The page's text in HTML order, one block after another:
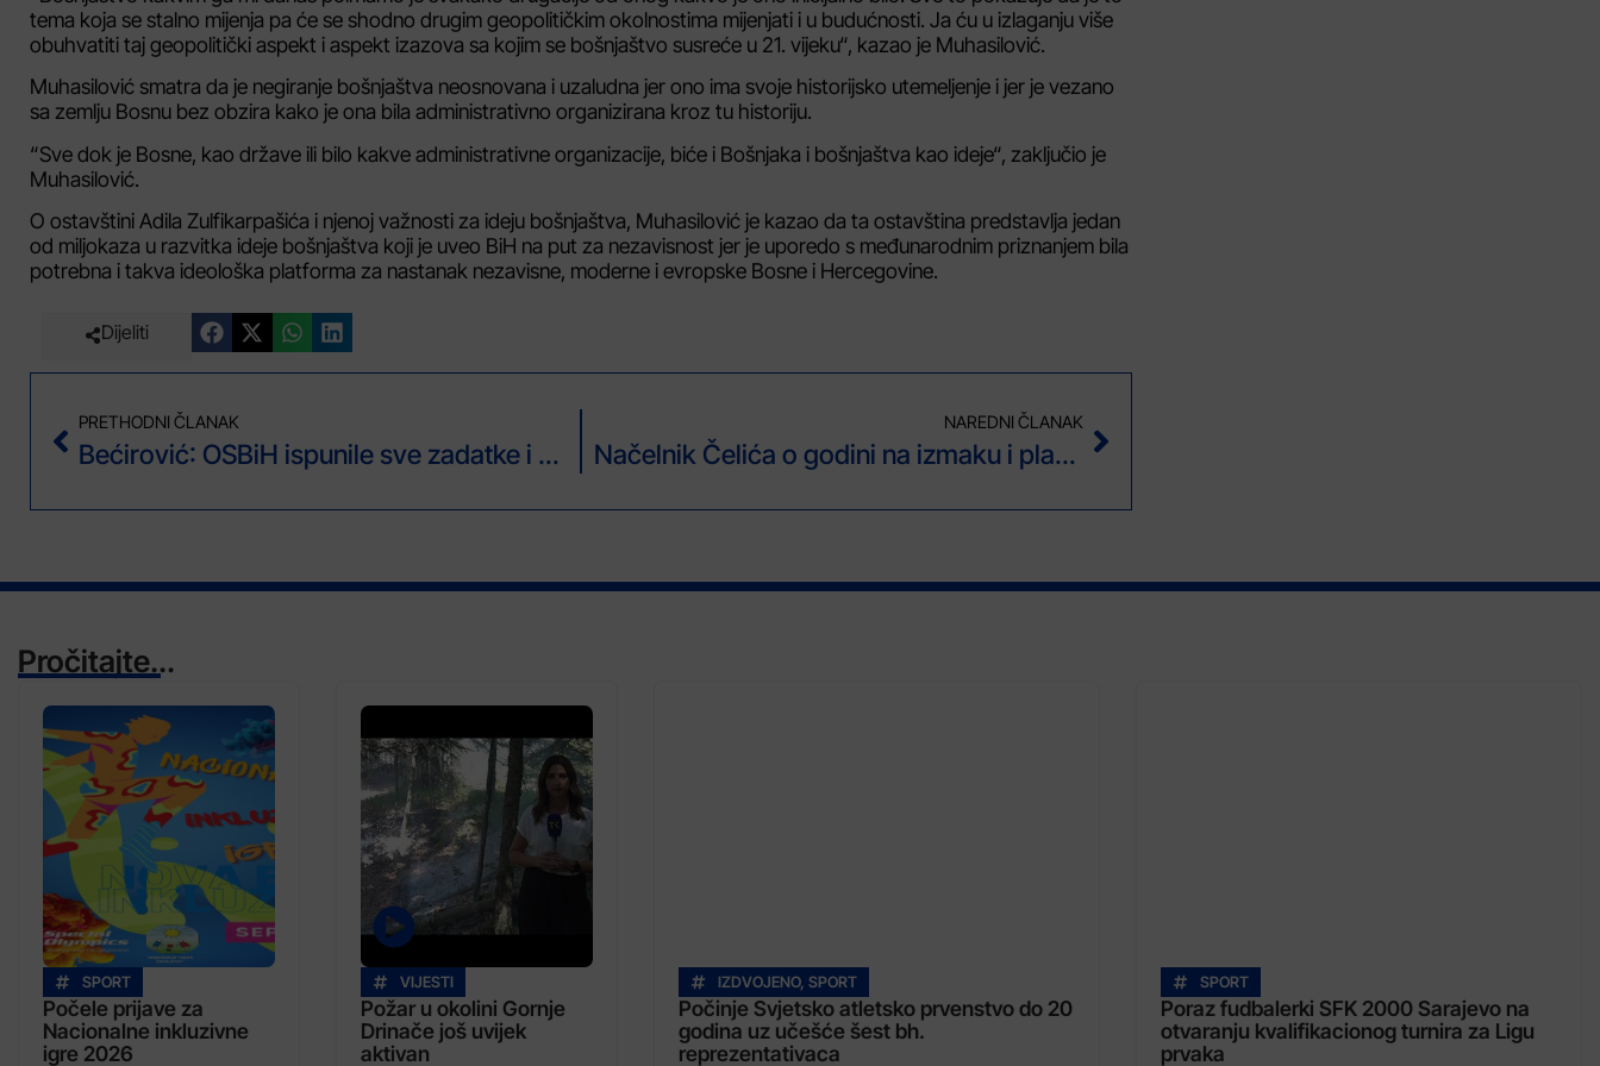
tema koja se stalno mijenja pa će se shodno drugim geopolitičkim okolnostima mijenjati i u budućnosti. Ja ću u izlaganju više
obuhvatiti taj geopolitički aspekt i aspekt izazova sa kojim se bošnjaštvo susreće u 21. vijeku“, kazao je Muhasilović.
Muhasilović smatra da je negiranje bošnjaštva neosnovana i uzaludna jer ono ima svoje historijsko utemeljenje i jer je vezano
sa zemlju Bosnu bez obzira kako je ona bila administrativno organizirana kroz tu historiju.
“Sve dok je Bosne, kao države ili bilo kakve administrativne organizacije, biće i Bošnjaka i bošnjaštva kao ideje“, zaključio je
Muhasilović.
O ostavštini Adila Zulfikarpašića i njenoj važnosti za ideju bošnjaštva, Muhasilović je kazao da ta ostavština predstavlja jedan
od miljokaza u razvitka ideje bošnjaštva koji je uveo BiH na put za nezavisnost jer je uporedo s međunarodnim priznanjem bila
potrebna i takva ideološka platforma za nastanak nezavisne, moderne i evropske Bosne i Hercegovine.
Dijeliti
PRETHODNI ČLANAK
Bećirović: OSBiH ispunile sve zadatke i pokazale kako se čuva obraz države BiH
NAREDNI ČLANAK
Načelnik Čelića o godini na izmaku i planovima za 2025.godinu
Pročitajte...
SPORT
Počele prijave za
Nacionalne inkluzivne
igre 2026
VIJESTI
Požar u okolini Gornje
Drinače još uvijek
aktivan
IZDVOJENO, SPORT
Počinje Svjetsko atletsko prvenstvo do 20
godina uz učešće šest bh.
reprezentativaca
SPORT
Poraz fudbalerki SFK 2000 Sarajevo na
otvaranju kvalifikacionog turnira za Ligu
prvaka